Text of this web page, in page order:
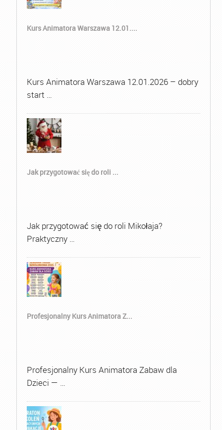
Kurs Animatora Warszawa 12.01....
Kurs Animatora Warszawa 12.01.2026 – dobry
start …
Jak przygotować się do roli ...
Jak przygotować się do roli Mikołaja?
Praktyczny …
Profesjonalny Kurs Animatora Z...
Profesjonalny Kurs Animatora Zabaw dla
Dzieci — …